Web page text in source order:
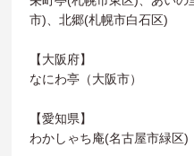
市)、北郷(札幌市白石区)
【大阪府】
なにわ亭（大阪市）
【愛知県】
わかしゃち庵(名古屋市緑区)